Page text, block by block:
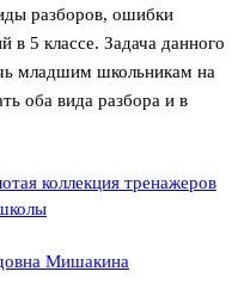
разборов, ошибки
в 5 классе. Задача данного
младшим школьникам на
оба вида разбора и в
коллекция тренажеров
Мишакина